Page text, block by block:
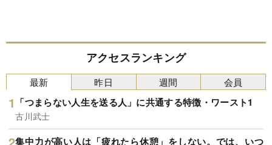
アクセスランキング
最新
「つまらない人生を送る人」に共通する特徴・ワースト1
古川武士
集中力が高い人は「疲れたら休憩」をしない。では、いつ
昨日 週間 会員